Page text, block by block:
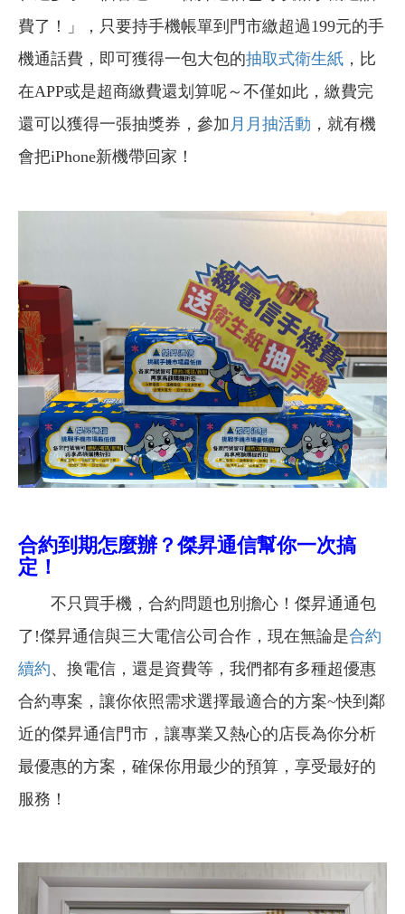
費了！」，只要持手機帳單到門市繳超過199元的手
機通話費，即可獲得一包大包的抽取式衛生紙 ，比
在APP或是超商繳費還划算呢～不僅如此，繳費完
還可以獲得一張抽獎券，參加 月月抽活動 ，就有機
會把iPhone新機帶回家！
合約到期怎麼辦？傑昇通信幫你一次搞
定！
不只買手機，合約問題也別擔心！傑昇通通包
了!傑昇通信與三大電信公司合作，現在無論是合約
續約、換電信，還是資費等，我們都有多種超優惠
合約專案，讓你依照需求選擇最適合的方案~快到鄰
近的傑昇通信門市，讓專業又熱心的店長為你分析
最優惠的方案，確保你用最少的預算，享受最好的
服務！